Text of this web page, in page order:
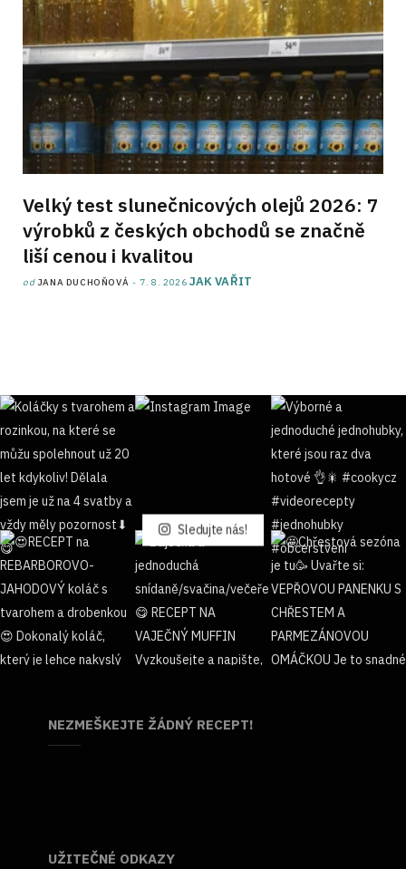
Velký test slunečnicových olejů 2026: 7
výrobků z českých obchodů se značně
liší cenou i kvalitou
od JANA DUCHOŇOVÁ 7. 8. 2026 JAK VAŘIT
Sledujte nás!
NEZMEŠKEJTE ŽÁDNÝ RECEPT!
UŽITEČNÉ ODKAZY